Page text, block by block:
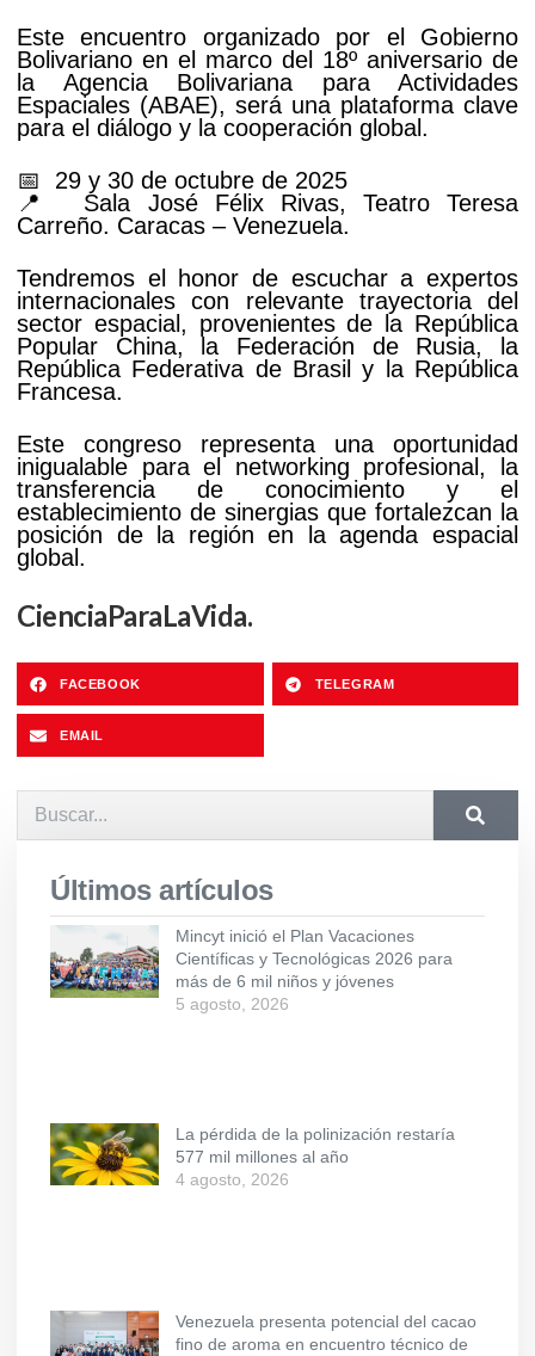
Este encuentro organizado por el Gobierno
Bolivariano en el marco del 18º aniversario de
la Agencia Bolivariana para Actividades
Espaciales (ABAE), será una plataforma clave
para el diálogo y la cooperación global.
📅 29 y 30 de octubre de 2025
📍 Sala José Félix Rivas, Teatro Teresa
Carreño. Caracas – Venezuela.
Tendremos el honor de escuchar a expertos
internacionales con relevante trayectoria del
sector espacial, provenientes de la República
Popular China, la Federación de Rusia, la
República Federativa de Brasil y la República
Francesa.
Este congreso representa una oportunidad
inigualable para el networking profesional, la
transferencia de conocimiento y el
establecimiento de sinergias que fortalezcan la
posición de la región en la agenda espacial
global.
CienciaParaLaVida.
FACEBOOK TELEGRAM
EMAIL
Últimos artículos
Mincyt inició el Plan Vacaciones
Científicas y Tecnológicas 2026 para
más de 6 mil niños y jóvenes
5 agosto, 2026
La pérdida de la polinización restaría
577 mil millones al año
4 agosto, 2026
Venezuela presenta potencial del cacao
fino de aroma en encuentro técnico de